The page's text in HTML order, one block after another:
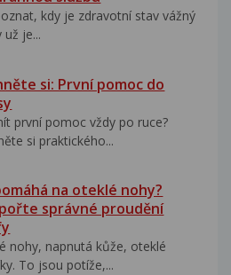
kdy je zdravotní stav vážný
už je...
si: První pomoc do
první pomoc vždy po ruce?
si praktického...
na oteklé nohy?
správné proudění
nohy, napnutá kůže, oteklé
To jsou potíže,...